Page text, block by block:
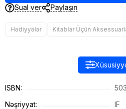
Sual ver Paylaşın
Hədiyyələr Kitablar Üçün
ISBN:
Nəşriyyat:
IF